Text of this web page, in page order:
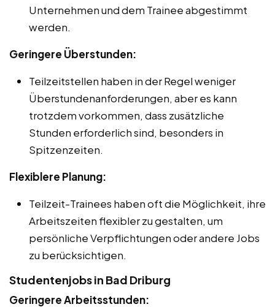
Unternehmen und dem Trainee abgestimmt
werden.
Geringere Überstunden:
Teilzeitstellen haben in der Regel weniger
Überstundenanforderungen, aber es kann
trotzdem vorkommen, dass zusätzliche
Stunden erforderlich sind, besonders in
Spitzenzeiten.
Flexiblere Planung:
Teilzeit-Trainees haben oft die Möglichkeit, ihre
Arbeitszeiten flexibler zu gestalten, um
persönliche Verpflichtungen oder andere Jobs
zu berücksichtigen.
Studentenjobs in Bad Driburg
Geringere Arbeitsstunden: